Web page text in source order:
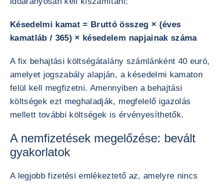
Késedelmi kamat = Bruttó összeg × (éves
kamatláb / 365) × késedelem napjainak száma
A fix behajtási költségátalány számlánként 40 euró,
amelyet jogszabály alapján, a késedelmi kamaton
felül kell megfizetni. Amennyiben a behajtási
költségek ezt meghaladják, megfelelő igazolás
mellett további költségek is érvényesíthetők.
A nemfizetések megelőzése: bevált
gyakorlatok
A legjobb fizetési emlékeztető az, amelyre nincs